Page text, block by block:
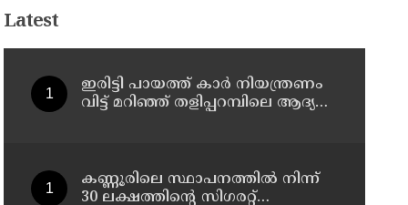
Latest
ഇരിട്ടി പായത്ത് കാർ നിയന്ത്രണം
വിട്ട് മറിഞ്ഞ് തളിപ്പറമ്പിലെ ആദ്യ
കണ്ണൂരിലെ സ്ഥാപനത്തിൽ നിന്ന്
30 ലക്ഷത്തിന്റെ സിഗരറ്റ്